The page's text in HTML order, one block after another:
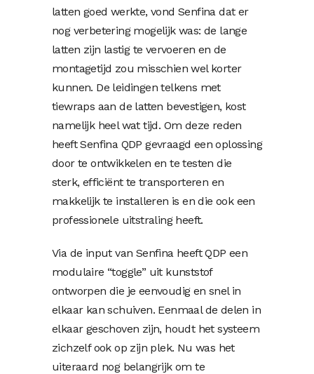
latten goed werkte, vond Senfina dat er
nog verbetering mogelijk was: de lange
latten zijn lastig te vervoeren en de
montagetijd zou misschien wel korter
kunnen. De leidingen telkens met
tiewraps aan de latten bevestigen, kost
namelijk heel wat tijd. Om deze reden
heeft Senfina QDP gevraagd een oplossing
door te ontwikkelen en te testen die
sterk, efficiënt te transporteren en
makkelijk te installeren is en die ook een
professionele uitstraling heeft.
Via de input van Senfina heeft QDP een
modulaire “toggle” uit kunststof
ontworpen die je eenvoudig en snel in
elkaar kan schuiven. Eenmaal de delen in
elkaar geschoven zijn, houdt het systeem
zichzelf ook op zijn plek. Nu was het
uiteraard nog belangrijk om te